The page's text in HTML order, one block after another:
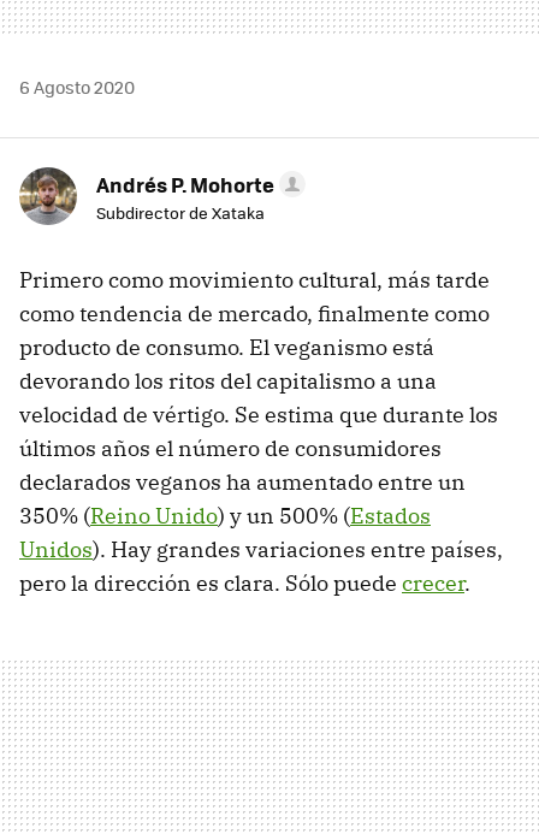
6 Agosto 2020
Andrés P. Mohorte
Subdirector de Xataka
Primero como movimiento cultural, más tarde
como tendencia de mercado, finalmente como
producto de consumo. El veganismo está
devorando los ritos del capitalismo a una
velocidad de vértigo. Se estima que durante los
últimos años el número de consumidores
declarados veganos ha aumentado entre un
350% (Reino Unido) y un 500% (Estados
Unidos). Hay grandes variaciones entre países,
pero la dirección es clara. Sólo puede crecer.